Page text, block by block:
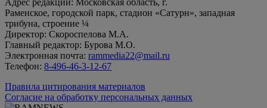
Раменское, городской парк, стадион «Сатурн», западная
трибуна, строение ¼
Директор: Скороспелова М.А.
Главный редактор: Бурова М.О.
Электронная почта: rammedia22@mail.ru
Телефон: 8-496-46-3-12-67
Правила цитирования материалов
Согласие на обработку персональных данных